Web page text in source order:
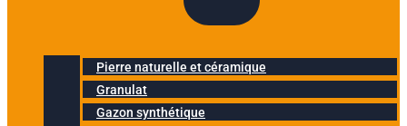
Pierre naturelle et céramique
Granulat
Gazon synthétique